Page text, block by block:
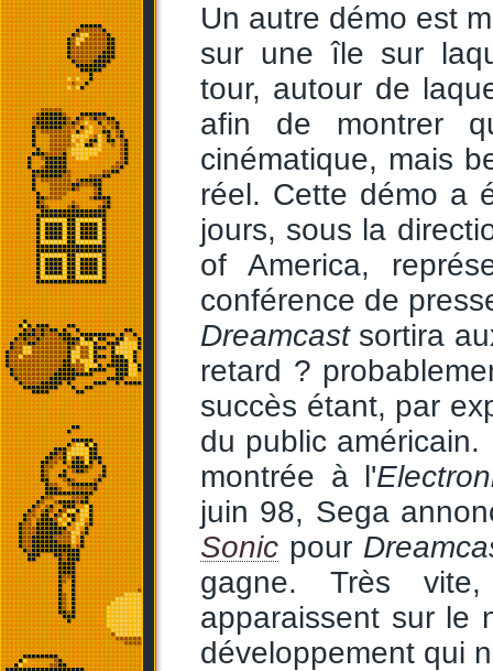
Un autre démo est
sur une île sur
tour, autour de
afin de montrer
cinématique, mais
réel. Cette démo a
jours, sous la
of America,
conférence de
Dreamcastsortira
retard ?
succès étant, par
du public
montrée à l'
juin 98, Sega
Sonic pour
gagne. Très
apparaissent sur
développement qui